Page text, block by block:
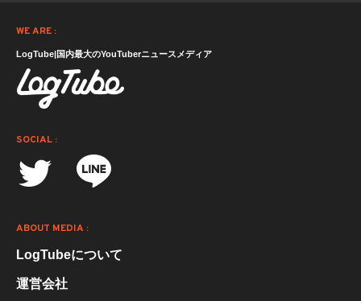
WE ARE :
LogTube|国内最大のYouTuberニュースメディア
SOCIAL :
ABOUT MEDIA :
LogTubeについて
運営会社